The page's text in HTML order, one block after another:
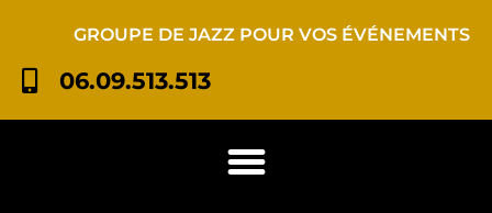
GROUPE DE JAZZ POUR VOS ÉVÉNEMENTS
06.09.513.513